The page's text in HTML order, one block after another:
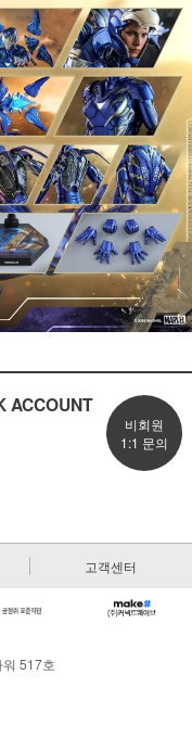
ACCOUNT
비회원
1:1 문의
고객센터
517호